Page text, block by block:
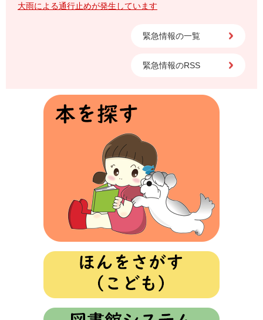
大雨による通行止めが発生しています
緊急情報の一覧
緊急情報のRSS